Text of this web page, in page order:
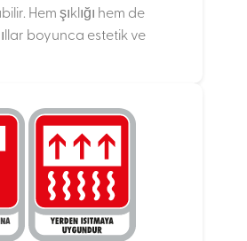
Hem şıklığı hem de
boyunca estetik ve